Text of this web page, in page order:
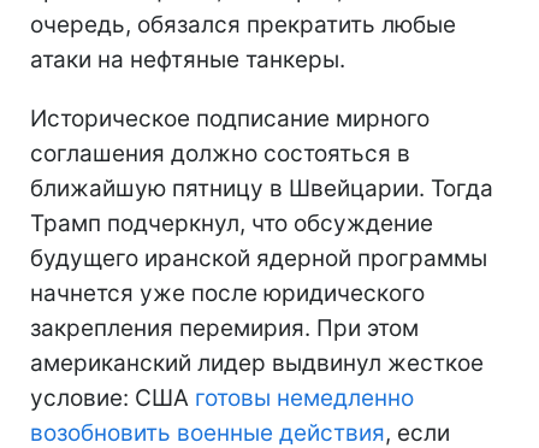
очередь, обязался прекратить любые
атаки на нефтяные танкеры.
Историческое подписание мирного
соглашения должно состояться в
ближайшую пятницу в Швейцарии. Тогда
Трамп подчеркнул, что обсуждение
будущего иранской ядерной программы
начнется уже после юридического
закрепления перемирия. При этом
американский лидер выдвинул жесткое
условие: США готовы немедленно
возобновить военные действия, если